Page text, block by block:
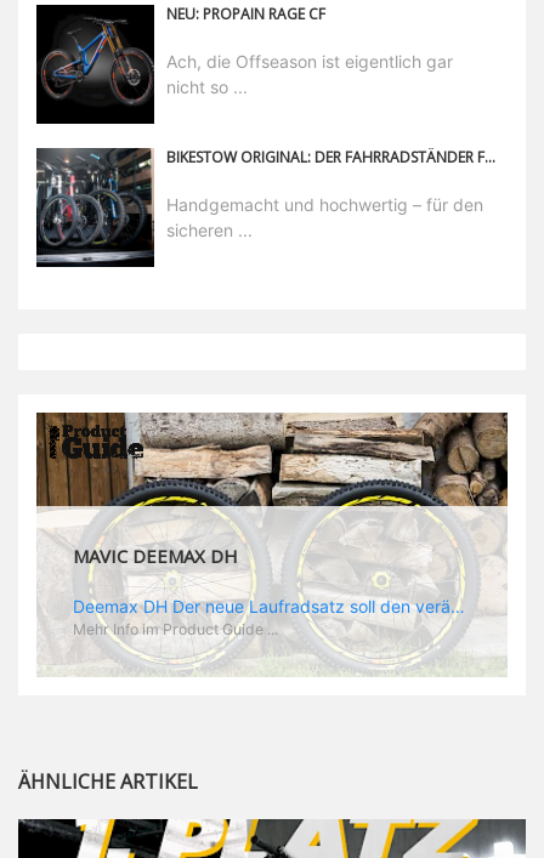
NEU: PROPAIN RAGE CF
Ach, die Offseason ist eigentlich gar
nicht so ...
BIKESTOW ORIGINAL: DER FAHRRADSTÄNDER FÜR VANS, ZUHAUSE UND MEHR
Handgemacht und hochwertig – für den
sicheren ...
MAVIC DEEMAX DH
Deemax DH Der neue Laufradsatz soll den veränderten Ansprüchen im Downhill Einsatz gerecht werden: die Geschwindigkeiten werden immer höher, die Kräfte, die aufs Material wirken ebenfalls. Damit steigen natürlich auch die Ansprüche der Fahrer ans Material. Das einzige, was eventuell niedriger wird, ist der Reifendruck. Somit ergibt sich der Anforderungskatalog an das Deemax-Update. Hier ist das Ergebnis: - der Laufradsatz bekam eine neue Felge mit 28 mm Innenbreite. Laut Scott Sharples ist das der beste Kompromiss aus Stabilität, Gewicht und Steifigkeit, vor allem aber passt diese Breite am besten zu den Reifen, die aktuell auf dem Markt sind und im Renneinsatz gefahren werden. Es gehe auch breite und schmaler, 28 mm hätten sich aber im Test als Optimum herausgestellt. - mit einem 4D-Fertigungsprozess wurde die Materialverteilung optimiert: Stabilität dort, wo sie erforderlich ist, Gewichtsersparnis da, wo es Sinn macht. Somit gibt Mavic eine GGewichtsersparnis von 15 % an, ohne an Stabilität einzubüßen - neue, ultraleichte „double butted“ Speichen und ein super effizienter Freilauf - Mavics bewährtes UST System für perfekte Kompatibilität mit Tubeless Reifen - Gewicht (Laufradset): 1944 g)
Mehr Info im Product Guide ...
ÄHNLICHE ARTIKEL